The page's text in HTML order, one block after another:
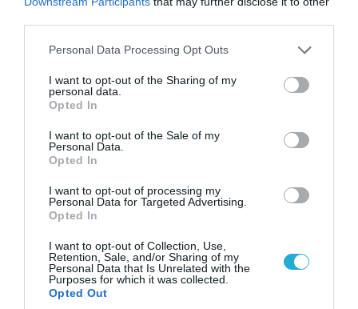
Please note that this website/app uses one or more Google
not limited to your visit or usage behaviour. You may click to
grant or deny consent to Google and its third-party tags to
use your data for below specified purposes in below Google
consent section.
Personal Data Processing Opt Outs
I want to opt-out of the Sharing of my
personal data.
Opted In
I want to opt-out of the Sale of my
Personal Data.
Opted In
I want to opt-out of processing my
Personal Data for Targeted Advertising.
Opted In
I want to opt-out of Collection, Use,
Retention, Sale, and/or Sharing of my
Personal Data that Is Unrelated with the
Purposes for which it was collected.
Opted Out
06.08.2026 | 14:02
«Επιχείρηση ελεύθερα πεζοδρόμια» στην
Αθήνα: Απομακρύνθηκαν παράνομα
06.08.2026 | 09:02